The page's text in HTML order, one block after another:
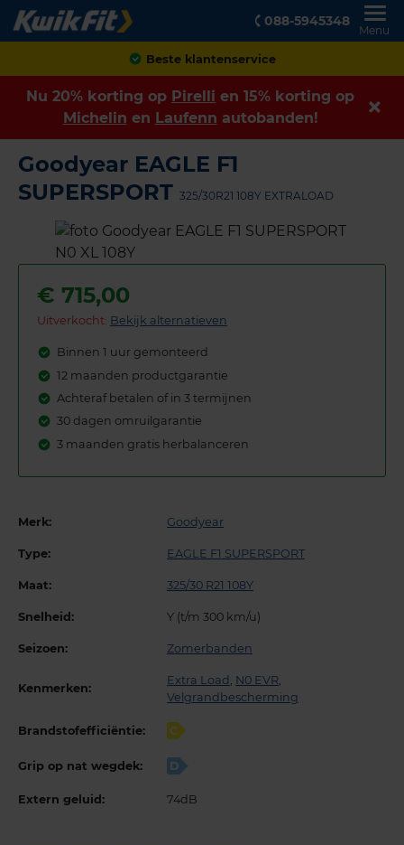
088-5945348
Menu
Achteraf betalen
Nu 20% korting op Pirelli en 15% korting op
Michelin en Laufenn autobanden!
Goodyear EAGLE F1
SUPERSPORT 325/30R21 108Y EXTRALOAD
€ 715,00
Uitverkocht: Bekijk alternatieven
Binnen 1 uur gemonteerd
12 maanden productgarantie
Achteraf betalen of in 3 termijnen
30 dagen omruilgarantie
3 maanden gratis herbalanceren
Merk: Goodyear
Type: EAGLE F1 SUPERSPORT
Maat: 325/30 R21 108Y
Snelheid: Y (t/m 300 km/u)
Seizoen: Zomerbanden
Kenmerken:
Extra Load , N0 EVR,
Velgrandbescherming
Brandstofefficiëntie: C
Grip op nat wegdek: D
Extern geluid: 74dB